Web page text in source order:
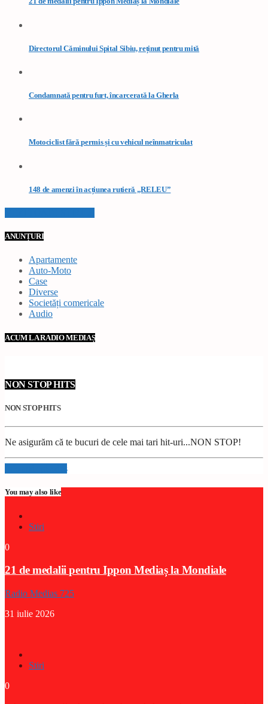
Directorul Căminului Spital Sibiu, reținut pentru mită
Condamnată pentru furt, încarcerată la Gherla
Motociclist fără permis și cu vehicul neînmatriculat
148 de amenzi în acțiunea rutieră „RELEU”
ANUNȚURI
Apartamente
Auto-Moto
Case
Diverse
Societăți comericale
Audio
ACUM LA RADIO MEDIAȘ
NON STOP HITS
NON STOP HITS
Ne asigurăm că te bucuri de cele mai tari hit-uri...NON STOP!
Info and episodes
You may also like
Stiri
0
21 de medalii pentru Ippon Mediaș la Mondiale
Radio Medias 725
31 iulie 2026
Stiri
0